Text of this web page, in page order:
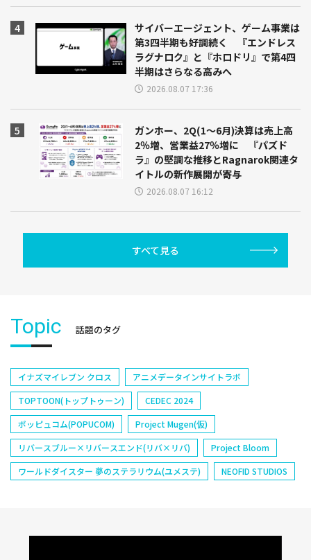
サイバーエージェント、ゲーム事業は
第3四半期も好調続く 『エンドレス
ラグナロク』と『ホロドリ』で第4四
半期はさらなる高みへ
2026.08.07 17:36
ガンホー、2Q(1～6月)決算は売上高
2％増、営業益27％増に 『パズド
ラ』の堅調な推移とRagnarok関連タ
イトルの新作展開が寄与
2026.08.07 16:12
すべて見る
Topic 話題のタグ
イナズマイレブン クロス
アニメデータインサイトラボ
TOPTOON(トップトゥーン)
CEDEC 2024
ポッピュコム(POPUCOM)
Project Mugen(仮)
リバースブルー×リバースエンド(リバ×リバ)
Project Bloom
ワールドダイスター 夢のステラリウム(ユメステ)
NEOFID STUDIOS